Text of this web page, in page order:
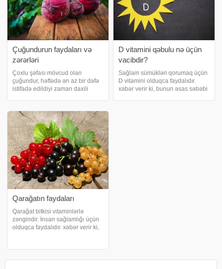
Çuğundurun faydaları və
zərərləri
Çoxlu şəfası mövcud olan
çuğundur, həftədə ən az bir dəfə
istifadə edildiyi zaman daxili
qarşısını alır və immuniteti
gücləndirir. məlumat verir ki,
mütəxəssislər, qırmız
D vitamini qəbulu nə üçün
vacibdir?
Sağlam sümükləri qorumaq üçün
D vitamini olduqca faydalıdır.
xəbər verir ki, bunun əsas səbəbi
Qarağatın faydaları
Qarağat bitkisi vitaminlərlə
zəngindir. İnsan sağlamlığı üçün
olduqca faydalıdır. xəbər verir ki,
Bundan əlavə tərkibində təbii
turşular, pektin maddəsi, efi